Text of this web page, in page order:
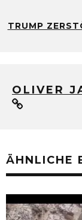
TRUMP
OLIVER
ÄHNLICHE